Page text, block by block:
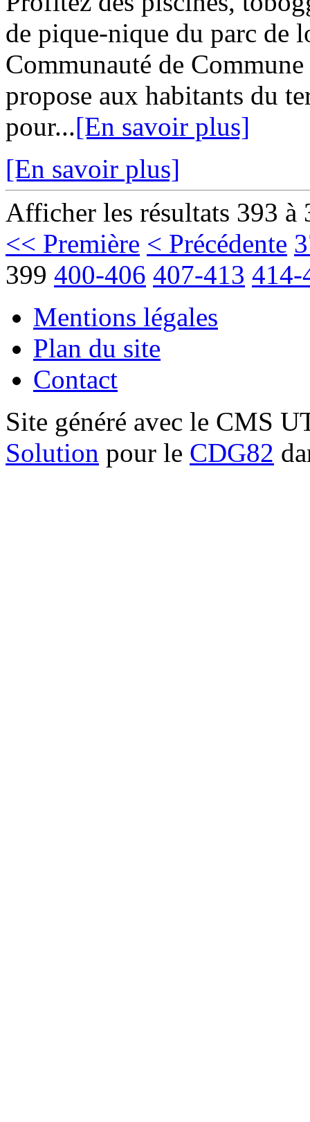
de pique-nique du parc de
Communauté de
propose aux habitants du
pour...[En savoir plus]
[En savoir plus]
Afficher les résultats 393 à
<< Première < Précédente
399 400-406 407-413 414-
Mentions légales
Plan du site
Contact
Site généré avec le CMS
Solution pour le CDG82